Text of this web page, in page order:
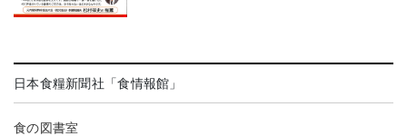
日本食糧新聞社「食情報館」
食の図書室